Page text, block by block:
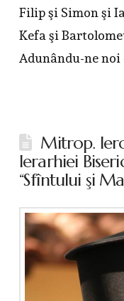
Filip şi Simon şi
Kefa şi
Adunându-ne
Mitrop.
Ierarhiei
“Sfîntului şi